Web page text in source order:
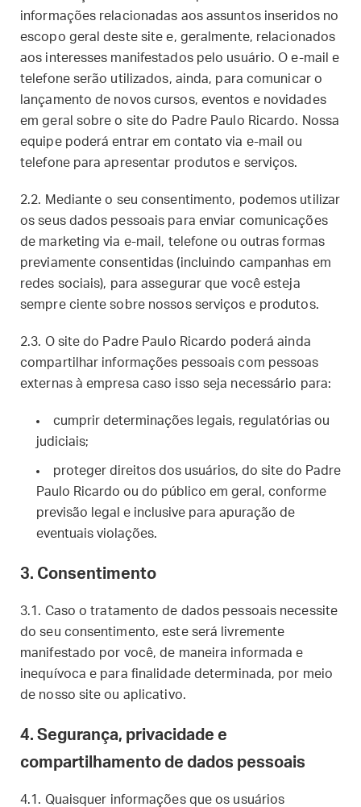
informações relacionadas aos assuntos inseridos no
escopo geral deste site e, geralmente, relacionados
aos interesses manifestados pelo usuário. O e-mail e
telefone serão utilizados, ainda, para comunicar o
lançamento de novos cursos, eventos e novidades
em geral sobre o site do Padre Paulo Ricardo. Nossa
equipe poderá entrar em contato via e-mail ou
telefone para apresentar produtos e serviços.
2.2. Mediante o seu consentimento, podemos utilizar
os seus dados pessoais para enviar comunicações
de marketing via e-mail, telefone ou outras formas
previamente consentidas (incluindo campanhas em
redes sociais), para assegurar que você esteja
sempre ciente sobre nossos serviços e produtos.
2.3. O site do Padre Paulo Ricardo poderá ainda
compartilhar informações pessoais com pessoas
externas à empresa caso isso seja necessário para:
cumprir determinações legais, regulatórias ou
judiciais;
proteger direitos dos usuários, do site do Padre
Paulo Ricardo ou do público em geral, conforme
previsão legal e inclusive para apuração de
eventuais violações.
3. Consentimento
3.1. Caso o tratamento de dados pessoais necessite
do seu consentimento, este será livremente
manifestado por você, de maneira informada e
inequívoca e para finalidade determinada, por meio
de nosso site ou aplicativo.
4. Segurança, privacidade e
compartilhamento de dados pessoais
4.1. Quaisquer informações que os usuários